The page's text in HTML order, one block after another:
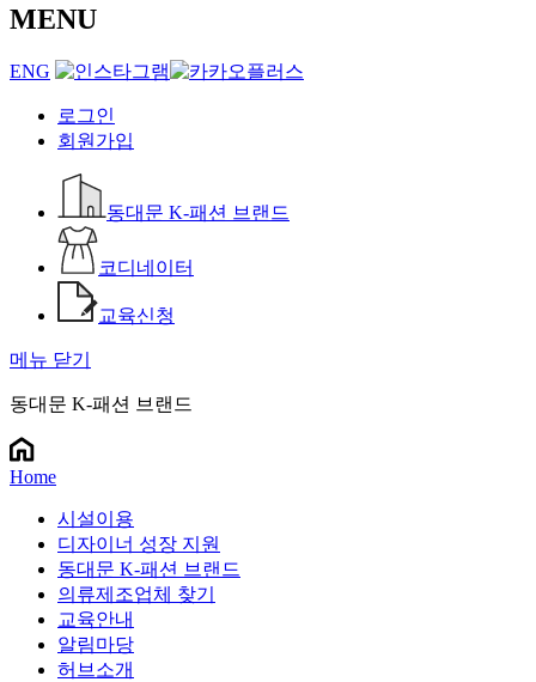
MENU
ENG
로그인
회원가입
동대문 K-패션 브랜드
코디네이터
교육신청
메뉴 닫기
동대문 K-패션 브랜드
Home
시설이용
디자이너 성장 지원
동대문 K-패션 브랜드
의류제조업체 찾기
교육안내
알림마당
허브소개